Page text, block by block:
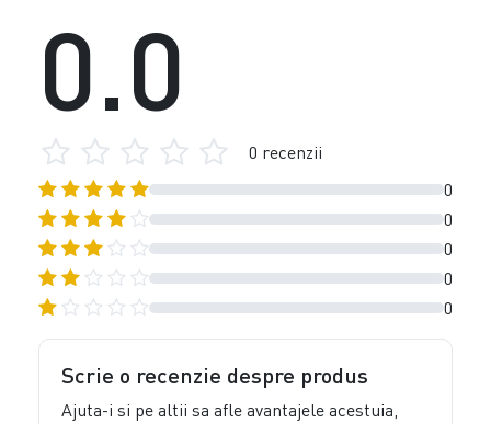
0
0
0
0
0
0.0
0 recenzii
Scrie o recenzie despre produs
Ajuta-i si pe altii sa afle avantajele acestuia,